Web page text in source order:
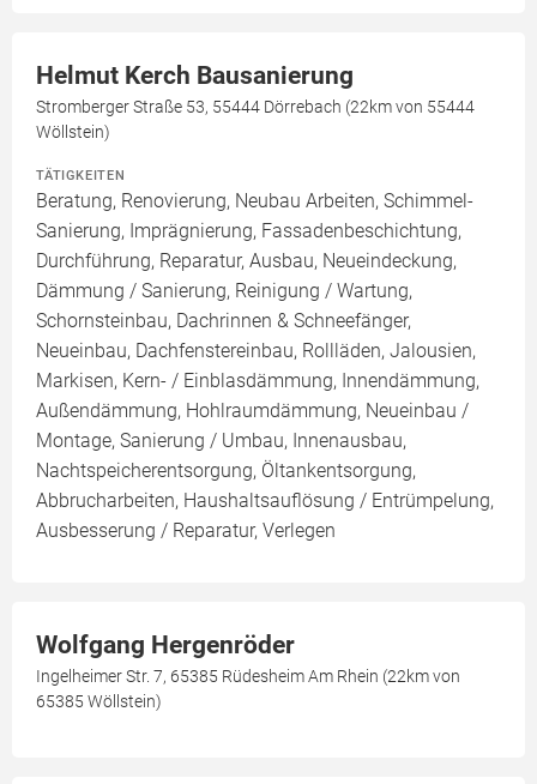
Helmut Kerch Bausanierung
Stromberger Straße 53, 55444 Dörrebach (22km von 55444
Wöllstein)
TÄTIGKEITEN
Beratung, Renovierung, Neubau Arbeiten, Schimmel-
Sanierung, Imprägnierung, Fassadenbeschichtung,
Durchführung, Reparatur, Ausbau, Neueindeckung,
Dämmung / Sanierung, Reinigung / Wartung,
Schornsteinbau, Dachrinnen & Schneefänger,
Neueinbau, Dachfenstereinbau, Rollläden, Jalousien,
Markisen, Kern- / Einblasdämmung, Innendämmung,
Außendämmung, Hohlraumdämmung, Neueinbau /
Montage, Sanierung / Umbau, Innenausbau,
Nachtspeicherentsorgung, Öltankentsorgung,
Abbrucharbeiten, Haushaltsauflösung / Entrümpelung,
Ausbesserung / Reparatur, Verlegen
Wolfgang Hergenröder
Ingelheimer Str. 7, 65385 Rüdesheim Am Rhein (22km von
65385 Wöllstein)